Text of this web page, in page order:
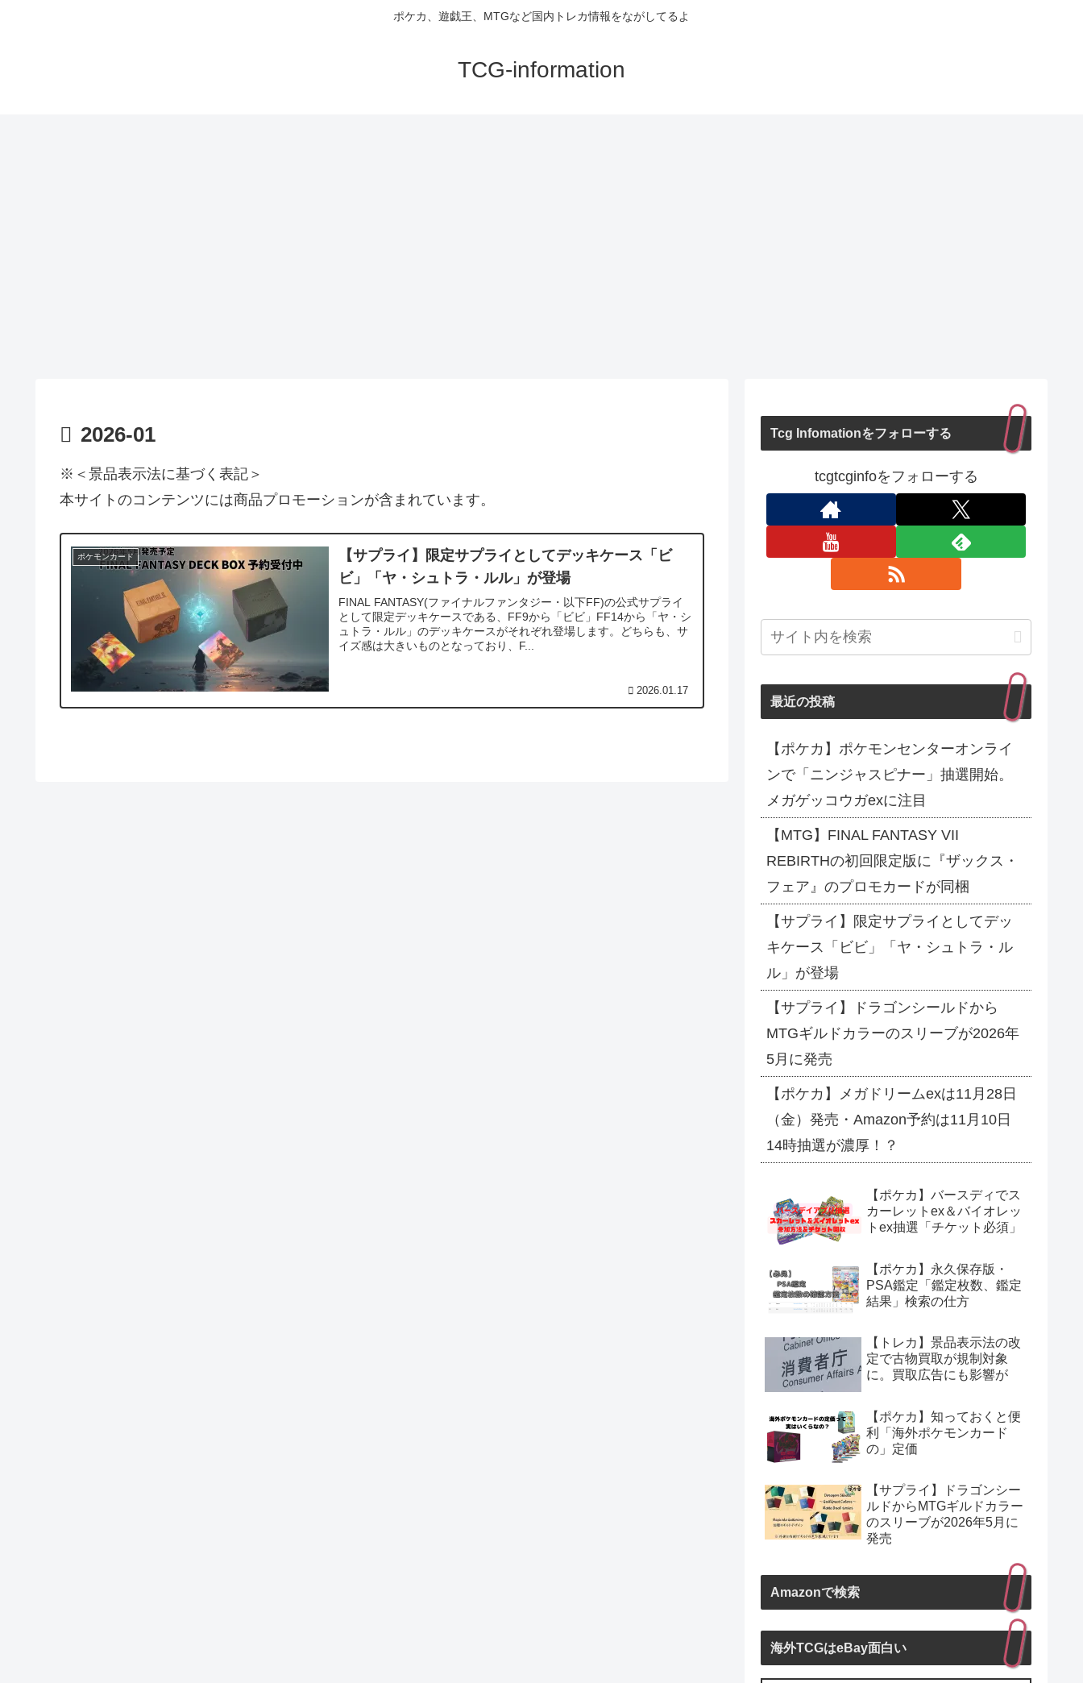
ポケカ、遊戯王、MTGなど国内トレカ情報をながしてるよ
TCG-information
2026-01
※＜景品表示法に基づく表記＞
本サイトのコンテンツには商品プロモーションが含まれています。
ポケモンカード
【サプライ】限定サプライとしてデッキケース「ビ
ビ」「ヤ・シュトラ・ルル」が登場
FINAL FANTASY(ファイナルファンタジー・以下FF)の公式サプライ
として限定デッキケースである、FF9から「ビビ」FF14から「ヤ・シ
ュトラ・ルル」のデッキケースがそれぞれ登場します。どちらも、サ
イズ感は大きいものとなっており、F...
2026.01.17
Tcg Infomationをフォローする
tcgtcginfoをフォローする
最近の投稿
【ポケカ】ポケモンセンターオンライ
ンで「ニンジャスピナー」抽選開始。
メガゲッコウガexに注目
【MTG】FINAL FANTASY VII
REBIRTHの初回限定版に『ザックス・
フェア』のプロモカードが同梱
【サプライ】限定サプライとしてデッ
キケース「ビビ」「ヤ・シュトラ・ル
ル」が登場
【サプライ】ドラゴンシールドから
MTGギルドカラーのスリーブが2026年
5月に発売
【ポケカ】メガドリームexは11月28日
（金）発売・Amazon予約は11月10日
14時抽選が濃厚！？
【ポケカ】バースディでス
カーレットex＆バイオレッ
トex抽選「チケット必須」
【ポケカ】永久保存版・
PSA鑑定「鑑定枚数、鑑定
結果」検索の仕方
【トレカ】景品表示法の改
定で古物買取が規制対象
に。買取広告にも影響が
【ポケカ】知っておくと便
利「海外ポケモンカード
の」定価
【サプライ】ドラゴンシー
ルドからMTGギルドカラー
のスリーブが2026年5月に
発売
Amazonで検索
海外TCGはeBay面白い